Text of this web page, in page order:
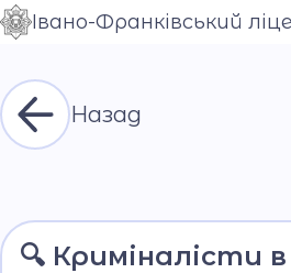
Контраст
Шрифт
Івано-Франківський
Назад
🔍 Криміналісти